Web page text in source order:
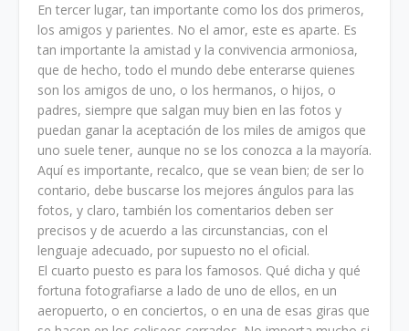
En tercer lugar, tan importante como los dos primeros,
los amigos y parientes. No el amor, este es aparte. Es
tan importante la amistad y la convivencia armoniosa,
que de hecho, todo el mundo debe enterarse quienes
son los amigos de uno, o los hermanos, o hijos, o
padres, siempre que salgan muy bien en las fotos y
puedan ganar la aceptación de los miles de amigos que
uno suele tener, aunque no se los conozca a la mayoría.
Aquí es importante, recalco, que se vean bien; de ser lo
contario, debe buscarse los mejores ángulos para las
fotos, y claro, también los comentarios deben ser
precisos y de acuerdo a las circunstancias, con el
lenguaje adecuado, por supuesto no el oficial.
El cuarto puesto es para los famosos. Qué dicha y qué
fortuna fotografiarse a lado de uno de ellos, en un
aeropuerto, o en conciertos, o en una de esas giras que